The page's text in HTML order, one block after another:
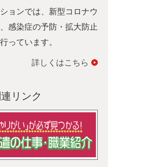
ョンでは、新型コロナウ
感染症の予防・拡大防止
っています。
詳しくはこちら
リンク